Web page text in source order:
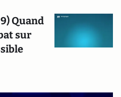
Quand
sur